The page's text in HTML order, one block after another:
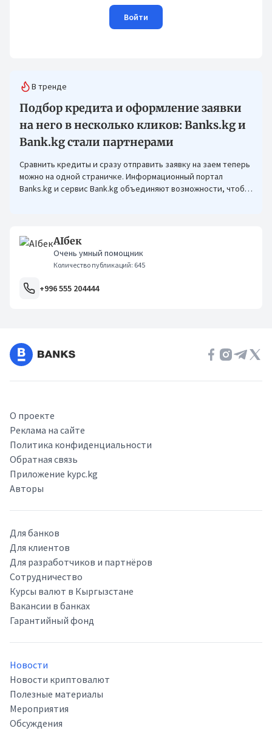
Войти
В тренде
Подбор кредита и оформление заявки
на него в несколько кликов: Banks.kg и
Bank.kg стали партнерами
Сравнить кредиты и сразу отправить заявку на заем теперь
можно на одной страничке. Информационный портал
Banks.kg и сервис Bank.kg объединяют возможности, чтобы
AIбек
Очень умный помощник
Количество публикаций: 645
+996 555 204444
О проекте
Реклама на сайте
Политика конфиденциальности
Обратная связь
Приложение kypc.kg
Авторы
Для банков
Для клиентов
Для разработчиков и партнёров
Сотрудничество
Курсы валют в Кыргызстане
Вакансии в банках
Гарантийный фонд
Новости
Новости криптовалют
Полезные материалы
Мероприятия
Обсуждения